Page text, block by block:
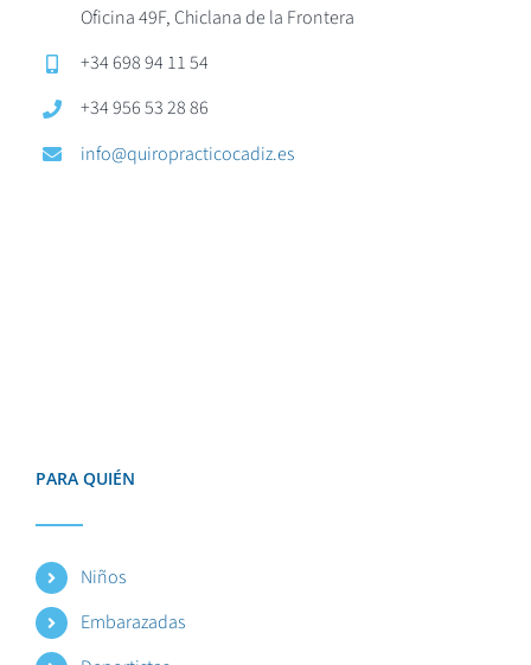
Oficina 49F, Chiclana de la Frontera
+34 698 94 11 54
+34 956 53 28 86
info@quiropracticocadiz.es
PARA QUIÉN
Niños
Embarazadas